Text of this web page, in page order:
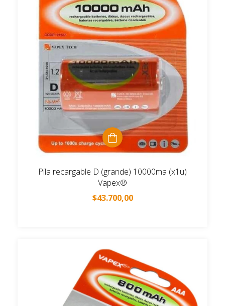
Pila recargable D (grande) 10000ma (x1u)
Vapex®
$43.700,00